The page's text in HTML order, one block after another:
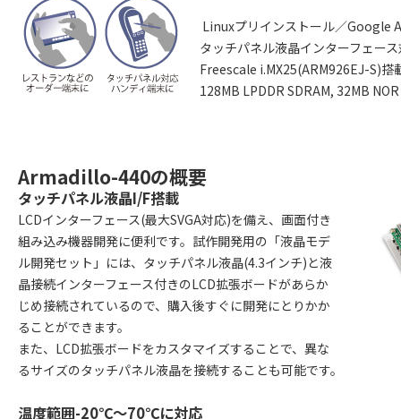
Linuxプリインストール／Google
タッチパネル液晶インターフェー
Freescale i.MX25(ARM926EJ-S)搭
128MB LPDDR SDRAM, 32MB
Armadillo-440の概要
タッチパネル液晶I/F搭載
LCDインターフェース(最大SVGA対応)を備え、画面付き
組み込み機器開発に便利です。試作開発用の「液晶モデ
ル開発セット」には、タッチパネル液晶(4.3インチ)と液
晶接続インターフェース付きのLCD拡張ボードがあらか
じめ接続されているので、購入後すぐに開発にとりかか
ることができます。
また、LCD拡張ボードをカスタマイズすることで、異な
るサイズのタッチパネル液晶を接続することも可能です。
温度範囲-20℃～70℃に対応